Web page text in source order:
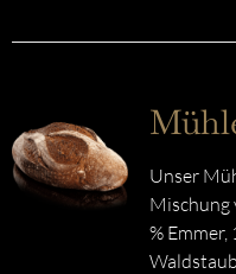
Unser
Mischung
% Emmer,